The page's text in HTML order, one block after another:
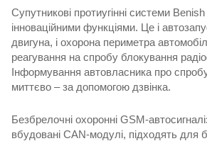
Супутникові протиугінні системи
інноваційними функціями. Це і
двигуна, і охорона периметра
реагування на спробу блокування
Інформування автовласника про
миттєво – за допомогою дзвінка.
Безбрелочні охоронні GSM-
вбудовані CAN-модулі, підходять для